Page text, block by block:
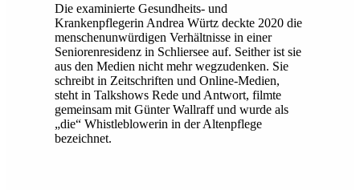
Die examinierte Gesundheits- und
Krankenpflegerin Andrea Würtz deckte 2020 die
menschenunwürdigen Verhältnisse in einer
Seniorenresidenz in Schliersee auf. Seither ist sie
aus den Medien nicht mehr wegzudenken. Sie
schreibt in Zeitschriften und Online-Medien,
steht in Talkshows Rede und Antwort, filmte
gemeinsam mit Günter Wallraff und wurde als
„die“ Whistleblowerin in der Altenpflege
bezeichnet.